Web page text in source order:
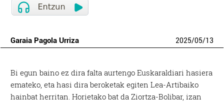
Garaia Pagola Urriza 2025/05/13
Bi egun baino ez dira falta aurtengo Euskaraldiari hasiera
emateko, eta hasi dira beroketak egiten Lea-Artibaiko
hainbat herritan. Horietako bat da Ziortza-Bolibar, izan